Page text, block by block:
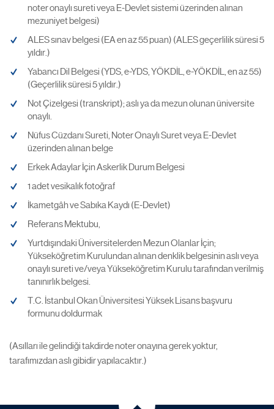
noter onaylı sureti veya E-Devlet sistemi üzerinden alınan
mezuniyet belgesi)
ALES sınav belgesi (EA en az 55 puan) (ALES geçerlilik süresi 5
yıldır.)
Yabancı Dil Belgesi (YDS, e-YDS, YÖKDİL, e-YÖKDİL, en az 55)
(Geçerlilik süresi 5 yıldır.)
Not Çizelgesi (transkript); aslı ya da mezun olunan üniversite
onaylı.
Nüfus Cüzdanı Sureti, Noter Onaylı Suret veya E-Devlet
üzerinden alınan belge
Erkek Adaylar İçin Askerlik Durum Belgesi
1 adet vesikalık fotoğraf
İkametgâh ve Sabıka Kaydı (E-Devlet)
Referans Mektubu,
Yurtdışındaki Üniversitelerden Mezun Olanlar İçin;
Yükseköğretim Kurulundan alınan denklik belgesinin aslı veya
onaylı sureti ve/veya Yükseköğretim Kurulu tarafından verilmiş
tanınırlık belgesi.
T.C. İstanbul Okan Üniversitesi Yüksek Lisans başvuru
formunu doldurmak
(Asılları ile gelindiği takdirde noter onayına gerek yoktur,
tarafımızdan aslı gibidir yapılacaktır.)